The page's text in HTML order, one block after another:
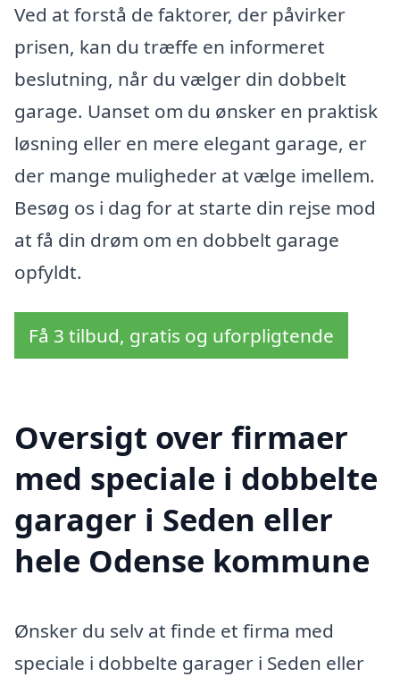
Ved at forstå de faktorer, der påvirker
prisen, kan du træffe en informeret
beslutning, når du vælger din dobbelt
garage. Uanset om du ønsker en praktisk
løsning eller en mere elegant garage, er
der mange muligheder at vælge imellem.
Besøg os i dag for at starte din rejse mod
at få din drøm om en dobbelt garage
opfyldt.
Få 3 tilbud, gratis og uforpligtende
Oversigt over firmaer
med speciale i dobbelte
garager i Seden eller
hele Odense kommune
Ønsker du selv at finde et firma med
speciale i dobbelte garager i Seden eller